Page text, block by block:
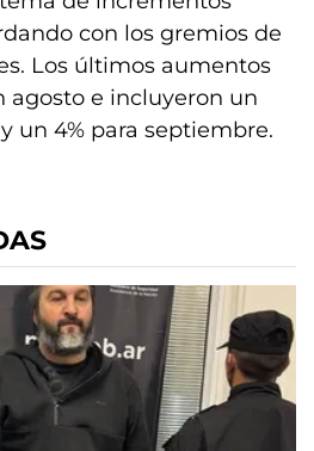
con los gremios de
Los últimos aumentos
agosto e incluyeron un
un 4% para septiembre.